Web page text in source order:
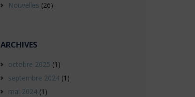
Nouvelles (26)
ARCHIVES
octobre 2025 (1)
septembre 2024 (1)
mai 2024 (1)